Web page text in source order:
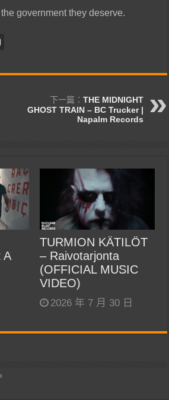
government they deserve.
下一篇： THE MIDNIGHT
GHOST TRAIN – BC Trucker |
Napalm Records
A
TURMION KÄTILÖT
– Raivotarjonta
(OFFICIAL MUSIC
VIDEO)
2026 年 7 月 30 日